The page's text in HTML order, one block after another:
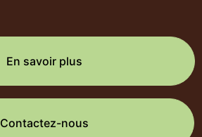
En savoir plus
Contactez-nous